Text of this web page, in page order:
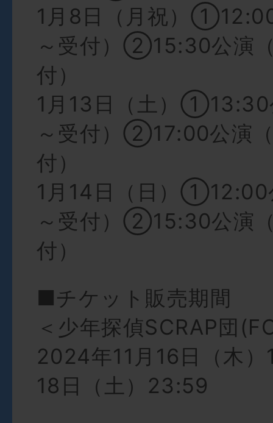
1月8日（月祝）
～受付）②15:30公演
付）
1月13日（土）①13:30
～受付）②17:00公演
付）
1月14日（日）①12:00
～受付）②15:30公演
付）
■チケット販売期間
＜少年探偵SCRAP団
2024年11月16日（木
18日（土）23:59